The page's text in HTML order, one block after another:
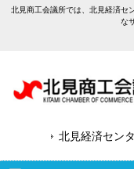
北見商工会議所では、北見経済セ
な
北見経済セン